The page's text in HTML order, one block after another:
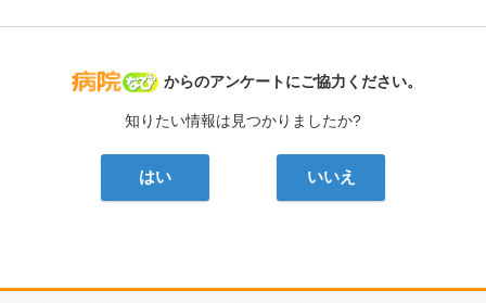
病院なび
からのアンケートにご協力ください。
知りたい情報は見つかりましたか?
はい いいえ